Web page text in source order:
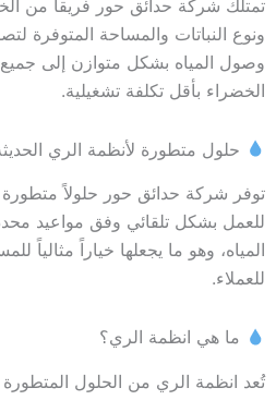
تمتلك شركة حدائق حور فريقاً من
ونوع النباتات والمساحة المتوفرة
وصول المياه بشكل متوازن إلى
الخضراء بأقل تكلفة تشغيلية.
حلول متطورة لأنظمة الري
توفر شركة حدائق حور حلولاً متطورة
للعمل بشكل تلقائي وفق مواعيد
المياه، وهو ما يجعلها خياراً
للعملاء.
ما هي انظمة الري؟
تُعد انظمة الري من الحلول